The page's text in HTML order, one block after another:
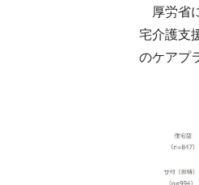
厚労省
宅介護支
のケアプ